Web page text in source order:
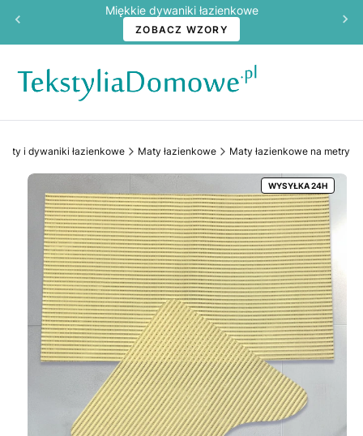
Miękkie dywaniki łazienkowe
ZOBACZ WZORY
i dywaniki łazienkowe Maty łazienkowe Maty łazienkowe na metry
WYSYŁKA 24H